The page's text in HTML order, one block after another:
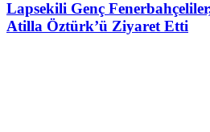
Lapsekili Genç
Atilla Öztürk’ü Ziyaret Etti